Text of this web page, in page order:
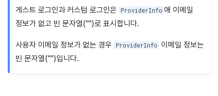
게스트 로그인과 커스텀 로그인은 ProviderInfo 애 이메일
정보가 없고 빈 문자열("")로 표시합니다.
사용자 이메일 정보가 없는 경우 ProviderInfo 이메일 정보는
빈 문자열("")입니다.